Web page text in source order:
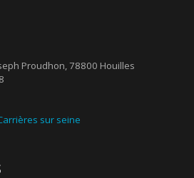
Proudhon, 78800 Houilles
sur seine